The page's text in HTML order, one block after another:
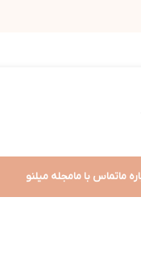
ماتماس با مامجله میلنو